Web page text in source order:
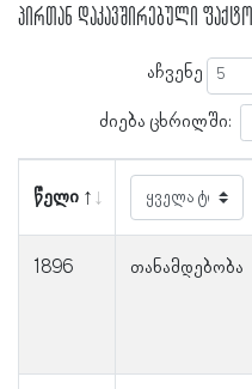
პირთან დაკავშირებული
აჩვენე
ძიება ცხრილში:
წელი
1896 თანამდებობა